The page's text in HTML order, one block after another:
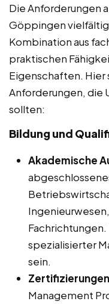
Die Anforderungen
Göppingen vielfältig
Kombination aus
praktischen
Eigenschaften.
Anforderungen, die
sollten:
Bildung und
Akademische
spezialisierter
sein.
Management